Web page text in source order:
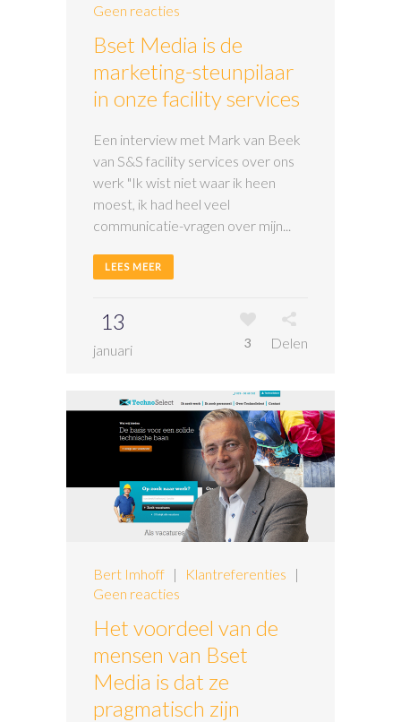
Geen reacties
Bset Media is de
marketing-steunpilaar
in onze facility services
Een interview met Mark van Beek
van S&S facility services over ons
werk "Ik wist niet waar ik heen
moest, ik had heel veel
communicatie-vragen over mijn...
LEES MEER
13
januari 3 Delen
Bert Imhoff | Klantreferenties |
Geen reacties
Het voordeel van de
mensen van Bset
Media is dat ze
pragmatisch zijn